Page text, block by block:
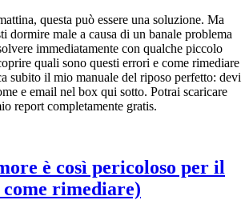
questa può essere una soluzione. Ma
dormire male a causa di un banale problema
immediatamente con qualche piccolo
quali sono questi errori e come rimediare
subito il mio manuale del riposo perfetto: devi
e email nel box qui sotto. Potrai scaricare
report completamente gratis.
è così pericoloso per il
rimediare)